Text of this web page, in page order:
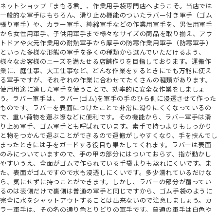
ネットショップ「まもる君」、作業用手袋専門店へようこそ。当店では
一般的な軍手はもちろん、滑り止め機能のついたラバー付き軍手（ゴム
張り軍手）や、カラー軍手、純綿軍手などの作業用軍手を、男性用軍手
から女性用軍手、子供用軍手まで様々なサイズの商品を取り揃え、アウ
トドアや火元作業用の耐熱軍手から厚手の防寒作業用軍手（防寒軍手）
といった多様な形態の軍手を多くの種類から選んでいただけるよう、
様々なお客様のニーズを満たせる店舗作りを目指しております。運搬作
業に、庭仕事、大工仕事など、どんな作業をするときにでも万能に使え
る軍手ですが、それぞれの作業に合わせてたくさんの種類があります。
使用用途に適した軍手を使うことで、効率的に安全な作業をしましょ
う。ラバー軍手は、ラバー(ゴム)を軍手の手のひら側に浸透させて作った
ものです。ラバーを表面につけたことで非常に滑りにくくなっているの
で、重い荷物を運ぶ際などに便利です。その機能から、ラバー軍手は滑
り止め軍手、ゴム軍手とも呼ばれています。素手で持つよりもしっかり
と物をつかんで運ぶことができるので運搬がしやすくなり、手を挟んでし
まったときには手をガードする役目も果たしてくれます。ラバーは表面
のみについていますので、手の甲の部分にはついておらず、指が動かし
やすいうえ、全面がゴムで作られている手袋よりも蒸れにくいです。ま
た、表面がゴムですので水も浸透しにくいです。多少濡れているだけな
ら、気にせずに持つことができます。しかし、ラバーの部分が覆ってい
るのは表側だけで裏側は普通の軍手と同じですから、ゴム手袋のように
完全に水をシャットアウトすることは出来ないので注意しましょう。カ
ラー軍手は、その名の通り色とりどりの軍手です。普通の軍手は白色や